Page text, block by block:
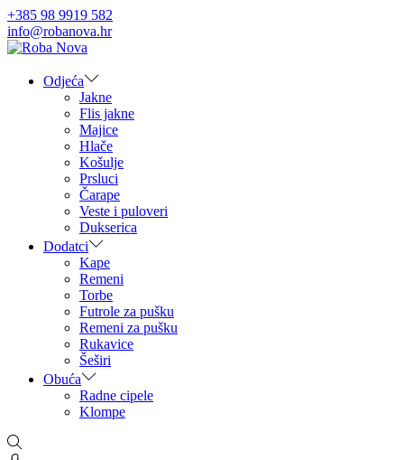
+385 98 9919 582
info@robanova.hr
Skip
navigation
Skip
contentOdjeća
Jakne
Flis jakne
Majice
Hlače
Košulje
Prsluci
Čarape
Veste i puloveri
Dukserica
Dodatci
Kape
Remeni
Torbe
Futrole za pušku
Remeni za pušku
Rukavice
Šeširi
Obuća
Radne cipele
Klompe